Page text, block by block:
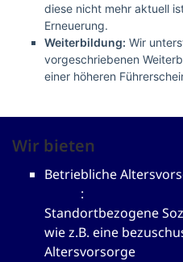
diese nicht mehr aktuell
Erneuerung.
Weiterbildung: Wir
vorgeschriebenen
einer höheren
Wir bieten
Betriebliche
:
Standortbezogene
wie z.B. eine
Altersvorsorge